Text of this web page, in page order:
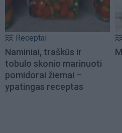
Receptai
Naminiai, traškūs ir
tobulo skonio marinuoti
pomidorai žiemai –
ypatingas receptas